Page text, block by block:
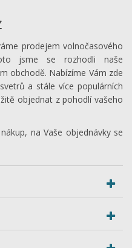
prodejem volnočasového
jsme se rozhodli naše
obchodě. Nabízíme Vám zde
a stále více populárních
objednat z pohodlí vašeho
na Vaše objednávky se